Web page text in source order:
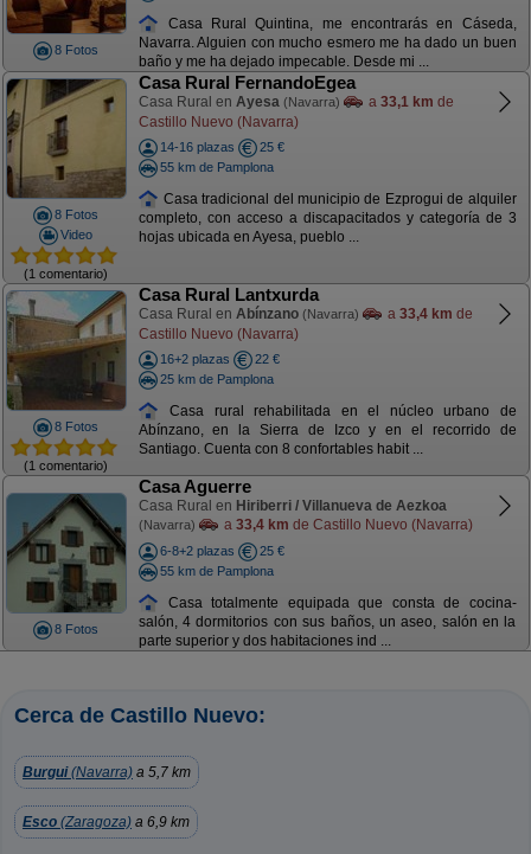
8 Fotos
Casa Rural Quintina, me encontrarás en Cáseda,
Navarra. Alguien con mucho esmero me ha dado un buen
baño y me ha dejado impecable. Desde mi ...
8 Fotos
Video
(1 comentario)
Casa Rural FernandoEgea
Casa Rural en Ayesa (Navarra) a 33,1 km de
Castillo Nuevo (Navarra)
14-16 plazas
25 €
55 km de Pamplona
Casa tradicional del municipio de Ezprogui de alquiler
completo, con acceso a discapacitados y categoría de 3
hojas ubicada en Ayesa, pueblo ...
8 Fotos
(1 comentario)
Casa Rural Lantxurda
Casa Rural en Abínzano (Navarra) a 33,4 km de
Castillo Nuevo (Navarra)
16+2 plazas
22 €
25 km de Pamplona
Casa rural rehabilitada en el núcleo urbano de
Abínzano, en la Sierra de Izco y en el recorrido de
Santiago. Cuenta con 8 confortables habit ...
8 Fotos
Casa Aguerre
Casa Rural en Hiriberri / Villanueva de Aezkoa
(Navarra) a 33,4 km de Castillo Nuevo (Navarra)
6-8+2 plazas
25 €
55 km de Pamplona
Casa totalmente equipada que consta de cocina-
salón, 4 dormitorios con sus baños, un aseo, salón en la
parte superior y dos habitaciones ind ...
Cerca de Castillo Nuevo:
Burgui(Navarra) a 5,7 km
Esco (Zaragoza) a 6,9 km